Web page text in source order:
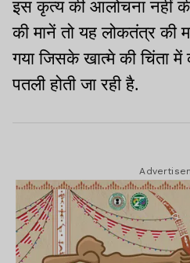
इस कृत्य की आलोचना नहीं
की मानें तो यह लोकतंत्र की
गया जिसके खात्मे की चिंता में
पतली होती जा रही है.